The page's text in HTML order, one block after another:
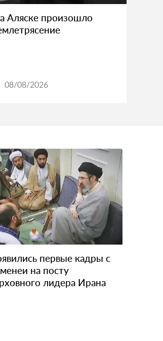
Аляске произошло
08/08/2026
первые кадры с
на посту
лидера Ирана